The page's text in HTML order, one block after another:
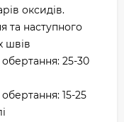
оксидів.
та наступного
швів
25-30
15-25